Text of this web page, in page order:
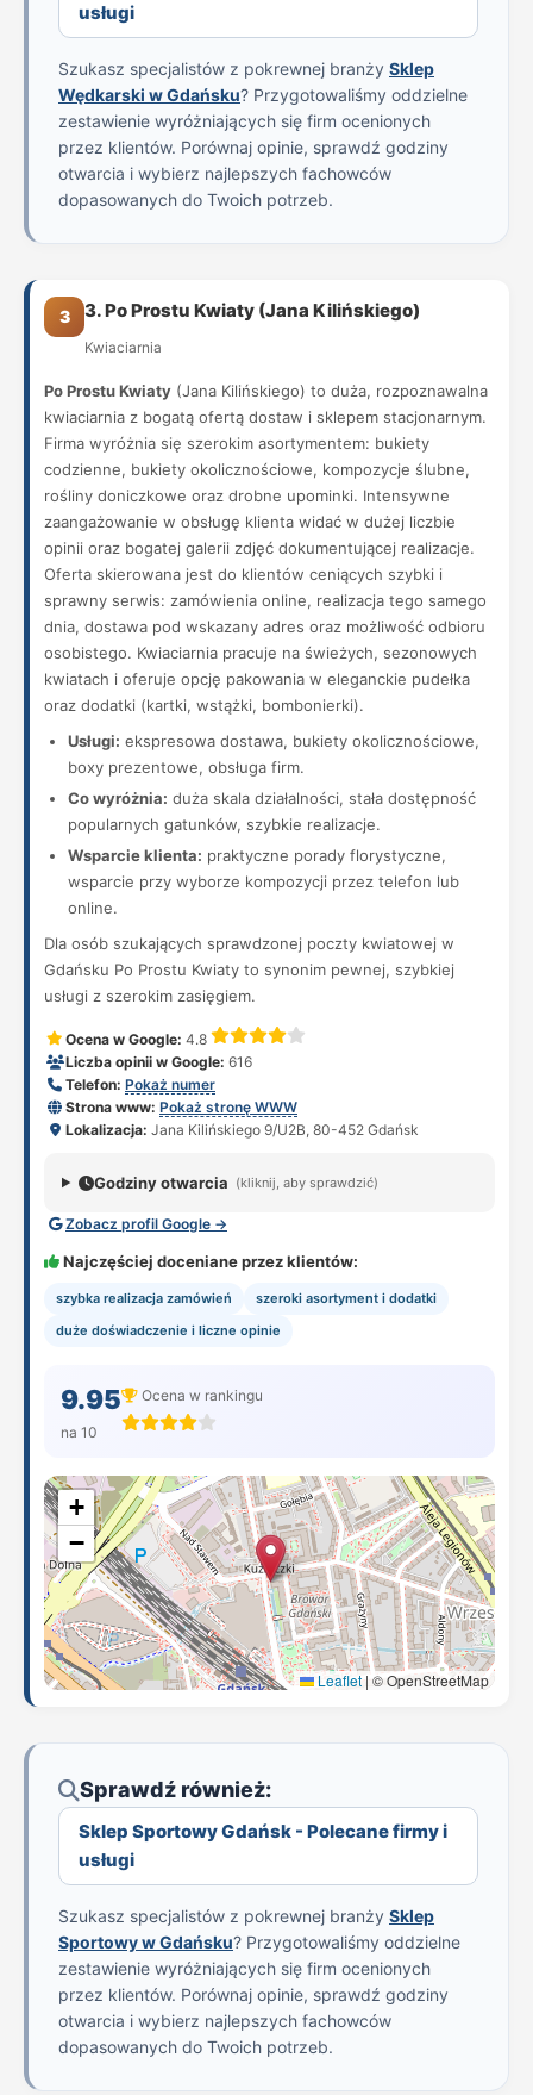
usługi
Szukasz specjalistów z pokrewnej branży Sklep
Wędkarski w Gdańsku? Przygotowaliśmy oddzielne
zestawienie wyróżniających się firm ocenionych
przez klientów. Porównaj opinie, sprawdź godziny
otwarcia i wybierz najlepszych fachowców
dopasowanych do Twoich potrzeb.
3 3. Po Prostu Kwiaty (Jana Kilińskiego)
Kwiaciarnia
Po Prostu Kwiaty (Jana Kilińskiego) to duża, rozpoznawalna
kwiaciarnia z bogatą ofertą dostaw i sklepem stacjonarnym.
Firma wyróżnia się szerokim asortymentem: bukiety
codzienne, bukiety okolicznościowe, kompozycje ślubne,
rośliny doniczkowe oraz drobne upominki. Intensywne
zaangażowanie w obsługę klienta widać w dużej liczbie
opinii oraz bogatej galerii zdjęć dokumentującej realizacje.
Oferta skierowana jest do klientów ceniących szybki i
sprawny serwis: zamówienia online, realizacja tego samego
dnia, dostawa pod wskazany adres oraz możliwość odbioru
osobistego. Kwiaciarnia pracuje na świeżych, sezonowych
kwiatach i oferuje opcję pakowania w eleganckie pudełka
oraz dodatki (kartki, wstążki, bombonierki).
Usługi: ekspresowa dostawa, bukiety okolicznościowe,
boxy prezentowe, obsługa firm.
Co wyróżnia: duża skala działalności, stała dostępność
popularnych gatunków, szybkie realizacje.
Wsparcie klienta: praktyczne porady florystyczne,
wsparcie przy wyborze kompozycji przez telefon lub
online.
Dla osób szukających sprawdzonej poczty kwiatowej w
Gdańsku Po Prostu Kwiaty to synonim pewnej, szybkiej
usługi z szerokim zasięgiem.
Ocena w Google: 4.8
Liczba opinii w Google: 616
Telefon: Pokaż numer
Strona www: Pokaż stronę WWW
Lokalizacja: Jana Kilińskiego 9/U2B, 80-452 Gdańsk
Godziny otwarcia (kliknij, aby sprawdzić)
Zobacz profil Google →
Najczęściej doceniane przez klientów:
szybka realizacja zamówień
szeroki asortyment i dodatki
duże doświadczenie i liczne opinie
9.95
na 10
Ocena w rankingu
+
−
Leaflet | © OpenStreetMap
Sprawdź również:
Sklep Sportowy Gdańsk - Polecane firmy i
usługi
Szukasz specjalistów z pokrewnej branży Sklep
Sportowy w Gdańsku? Przygotowaliśmy oddzielne
zestawienie wyróżniających się firm ocenionych
przez klientów. Porównaj opinie, sprawdź godziny
otwarcia i wybierz najlepszych fachowców
dopasowanych do Twoich potrzeb.